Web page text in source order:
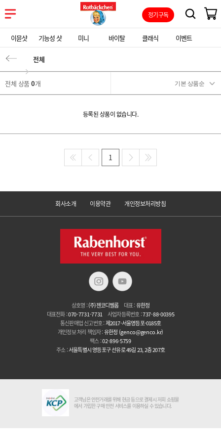
정기구독
이뮨샷 기능성 샷 미니 바이탈 클래식 이벤트
전체
전체 상품0개
등록된 상품이 없습니다.
1
회사소개 이용약관 개인정보처리방침
상호명 :(주)젠코디벨롭 대표 :유한정
대표전화 :070-7731-7731 사업자등록번호 :737-88-00395
통신판매업 신고번호 :제2017-서울영등포-0185호
개인정보 처리 책임자 :유한정 (genco@genco.kr)
팩스 :02-896-5759
주소 :서울특별시 영등포구 선유로 49길 23, 2층 207호
고객님은 안전거래를 위해 현금 등으로 결제시 저희 쇼핑몰
에서 가입한 구매 안전 서비스를 이용하실 수 있습니다.